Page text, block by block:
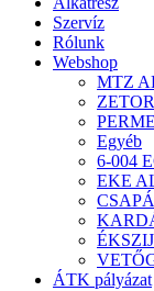
Szervíz
Rólunk
Webshop
MTZ
Egyéb
6-004
EKE
ÁTK pályázat